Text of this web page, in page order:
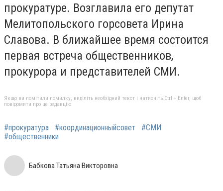
прокуратуре. Возглавила его депутат
Мелитопольского горсовета Ирина
Славова. В ближайшее время состоится
первая встреча общественников,
прокурора и представителей СМИ.
Якщо ви помітили помилку, виділіть необхідний текст і натисніть Ctrl + Enter, щоб
повідомити про це редакцію
#прокуратура #координационныйсовет
#СМИ
#общественники
Бабкова Татьяна Викторовна